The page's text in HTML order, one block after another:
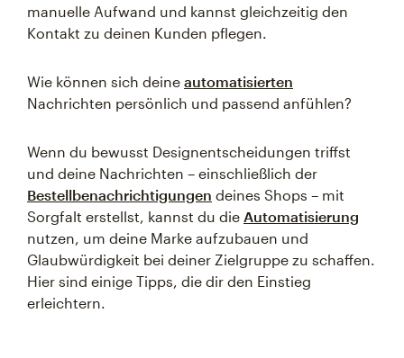
manuelle Aufwand und kannst gleichzeitig den
Kontakt zu deinen Kunden pflegen.
Wie können sich deine automatisierten
Nachrichten persönlich und passend anfühlen?
Wenn du bewusst Designentscheidungen triffst
und deine Nachrichten – einschließlich der
Bestellbenachrichtigungen deines Shops – mit
Sorgfalt erstellst, kannst du die Automatisierung
nutzen, um deine Marke aufzubauen und
Glaubwürdigkeit bei deiner Zielgruppe zu schaffen.
Hier sind einige Tipps, die dir den Einstieg
erleichtern.